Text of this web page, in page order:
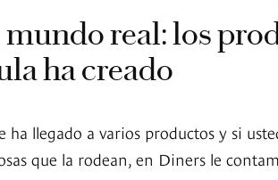
mundo real: los
ha creado
ha llegado a varios productos y si
que la rodean, en Diners le